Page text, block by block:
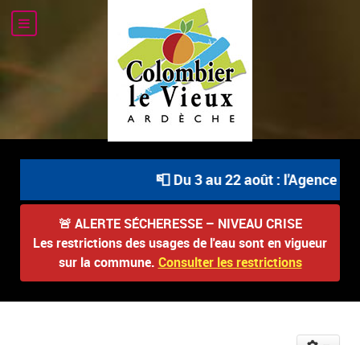
📮 Du 3 au 22 août : l'Agence
🚨 ALERTE SÉCHERESSE – NIVEAU CRISE
Les restrictions des usages de l'eau sont en vigueur
sur la commune. Consulter les restrictions